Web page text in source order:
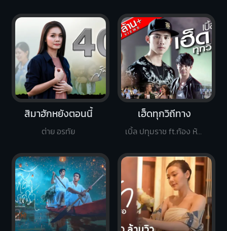
สิมาฮักหยังตอนนี้
ต่าย อรทัย
เฮ็ดทุกวิถีทาง
เบิ้ล ปทุมราช ft.ก้อง ห้วยไร่